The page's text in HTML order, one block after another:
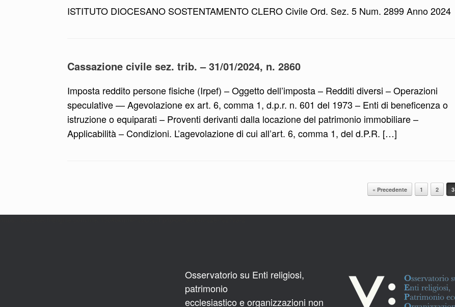
ISTITUTO DIOCESANO SOSTENTAMENTO CLERO Civile Ord. Sez. 5 Num. 2899 Anno 2024
Cassazione civile sez. trib. – 31/01/2024, n. 2860
Imposta reddito persone fisiche (Irpef) – Oggetto dell’imposta – Redditi diversi – Operazioni
speculative — Agevolazione ex art. 6, comma 1, d.p.r. n. 601 del 1973 – Enti di beneficenza o
istruzione o equiparati – Proventi derivanti dalla locazione del patrimonio immobiliare –
Applicabilità – Condizioni. L’agevolazione di cui all’art. 6, comma 1, del d.P.R. […]
« Precedente 1 2 3
Osservatorio su Enti religiosi,
patrimonio
ecclesiastico e organizzazioni non